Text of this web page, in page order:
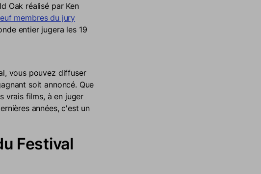
Oak réalisé par Ken
membres du jury
entier jugera les 19
vous pouvez diffuser
soit annoncé. Que
vrais films, à en juger
années, c'est un
Festival